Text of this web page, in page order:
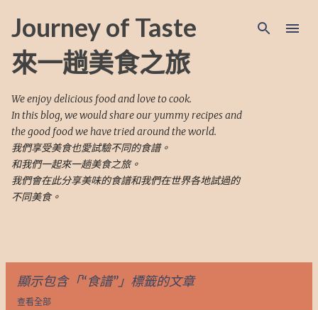
跳至主要內容
Journey of Taste
來一趟美食之旅
We enjoy delicious food and love to cook.
In this blog, we would share our yummy recipes and
the good food we have tried around the world.
我們享受美食也愛試驗不同的食譜。
和我們一起來一趟美食之旅。
我們會在此分享美味的食譜和我們在世界各地試過的
不同美食。
顯示包含「 食譜 」標籤的文章
查看全部